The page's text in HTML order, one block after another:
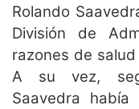
Rolando
División de
razones de
A su vez,
Saavedra